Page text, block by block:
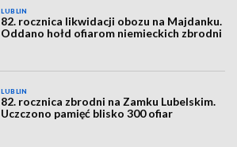
LUBLIN
82. rocznica likwidacji obozu na Majdanku.
Oddano hołd ofiarom niemieckich zbrodni
LUBLIN
82. rocznica zbrodni na Zamku Lubelskim.
Uczczono pamięć blisko 300 ofiar